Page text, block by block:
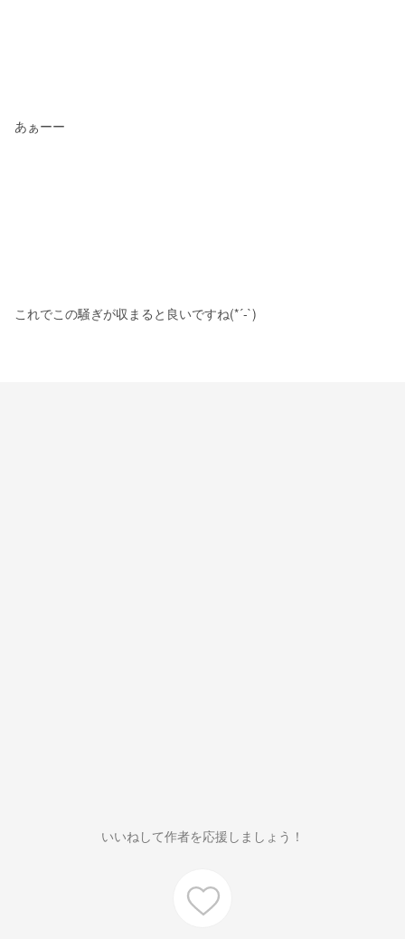
あぁーー
これでこの騒ぎが収まると良いですね(*´-`)
いいねして作者を応援しましょう！